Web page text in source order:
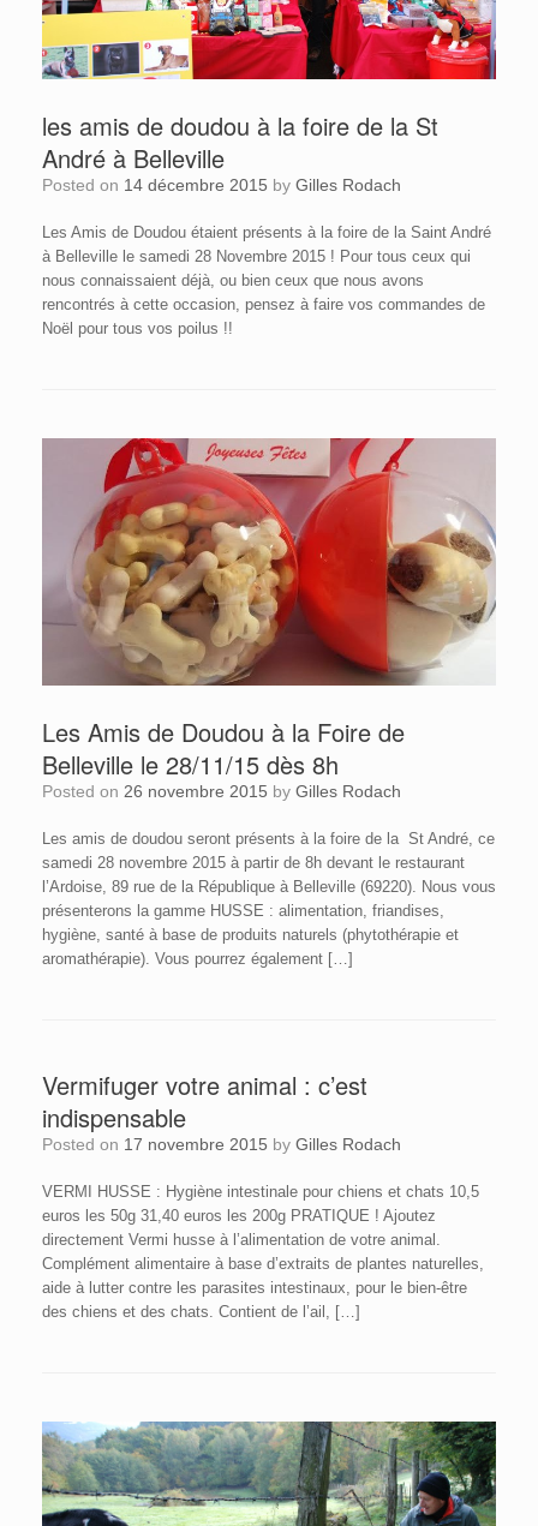
les amis de doudou à la foire de la St
André à Belleville
Posted on 14 décembre 2015 by Gilles Rodach
Les Amis de Doudou étaient présents à la foire de la Saint André
à Belleville le samedi 28 Novembre 2015 ! Pour tous ceux qui
nous connaissaient déjà, ou bien ceux que nous avons
rencontrés à cette occasion, pensez à faire vos commandes de
Noël pour tous vos poilus !!
Les Amis de Doudou à la Foire de
Belleville le 28/11/15 dès 8h
Posted on 26 novembre 2015 by Gilles Rodach
Les amis de doudou seront présents à la foire de la St André, ce
samedi 28 novembre 2015 à partir de 8h devant le restaurant
l’Ardoise, 89 rue de la République à Belleville (69220). Nous vous
présenterons la gamme HUSSE : alimentation, friandises,
hygiène, santé à base de produits naturels (phytothérapie et
aromathérapie). Vous pourrez également […]
Vermifuger votre animal : c’est
indispensable
Posted on 17 novembre 2015 by Gilles Rodach
VERMI HUSSE : Hygiène intestinale pour chiens et chats 10,5
euros les 50g 31,40 euros les 200g PRATIQUE ! Ajoutez
directement Vermi husse à l’alimentation de votre animal.
Complément alimentaire à base d’extraits de plantes naturelles,
aide à lutter contre les parasites intestinaux, pour le bien-être
des chiens et des chats. Contient de l’ail, […]